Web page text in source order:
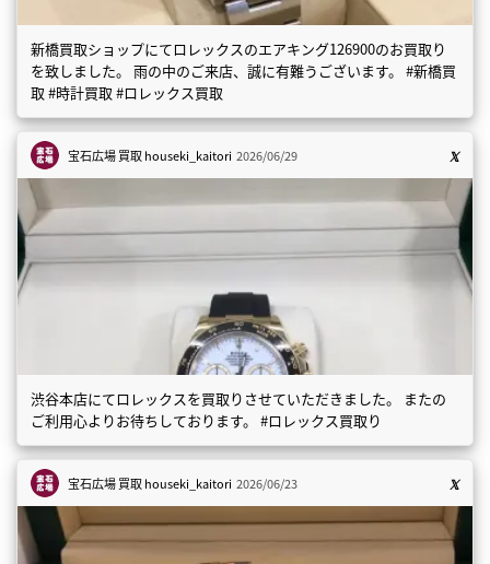
新橋買取ショップにてロレックスのエアキング126900のお買取り
を致しました。 雨の中のご来店、誠に有難うございます。 #新橋買
取 #時計買取 #ロレックス買取
宝石広場 買取houseki_kaitori 2026/06/29
渋谷本店にてロレックスを買取りさせていただきました。 またの
ご利用心よりお待ちしております。 #ロレックス買取り
宝石広場 買取houseki_kaitori 2026/06/23